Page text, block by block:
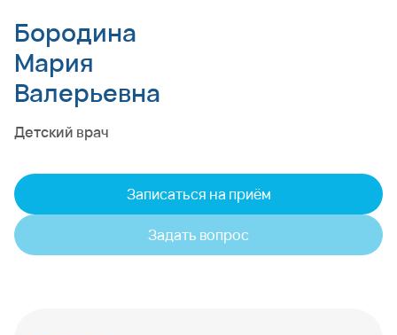
Бородина
Мария
Валерьевна
Детский врач
Записаться на приём
Задать вопрос